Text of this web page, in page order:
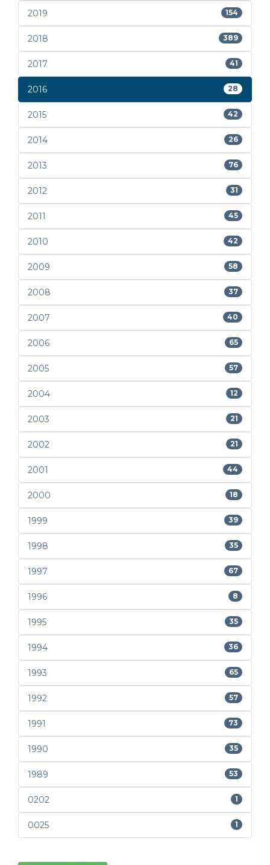
2019 154
2018 389
2017 41
2016 28
2015 42
2014 26
2013 76
2012 31
2011 45
2010 42
2009 58
2008 37
2007 40
2006 65
2005 57
2004 12
2003 21
2002 21
2001 44
2000 18
1999 39
1998 35
1997 67
1996 8
1995 35
1994 36
1993 65
1992 57
1991 73
1990 35
1989 53
0202 1
0025 1